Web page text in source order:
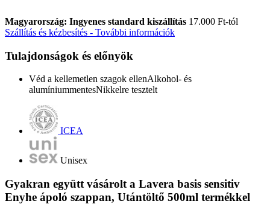
Magyarország: Ingyenes standard kiszállítás 17.000 Ft-tól
Szállítás és kézbesítés - További információk
Tulajdonságok és előnyök
Véd a kellemetlen szagok ellenAlkohol- és
alumíniummentesNikkelre tesztelt
ICEA
Unisex
Gyakran együtt vásárolt a Lavera basis sensitiv
Enyhe ápoló szappan, Utántöltő 500ml termékkel